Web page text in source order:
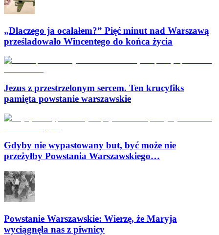
„Dlaczego ja ocalałem?” Pięć minut nad Warszawą
prześladowało Wincentego do końca życia
Jezus z przestrzelonym sercem. Ten krucyfiks
pamięta powstanie warszawskie
Gdyby nie wypastowany but, być może nie
przeżyłby Powstania Warszawskiego…
Powstanie Warszawskie: Wierzę, że Maryja
wyciągnęła nas z piwnicy